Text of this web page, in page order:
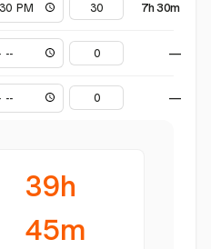
7h 30m
—
—
39h
45m